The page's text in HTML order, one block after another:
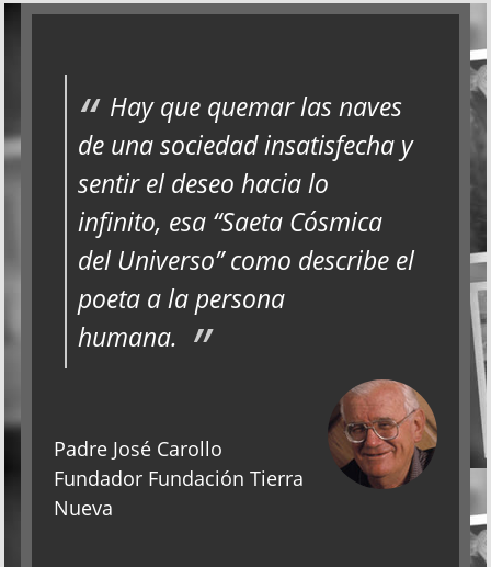
Hay que quemar las naves
de una sociedad insatisfecha y
sentir el deseo hacia lo
infinito, esa “Saeta Cósmica
del Universo” como describe el
poeta a la persona
humana.
Padre José Carollo
Fundador Fundación Tierra
Nueva